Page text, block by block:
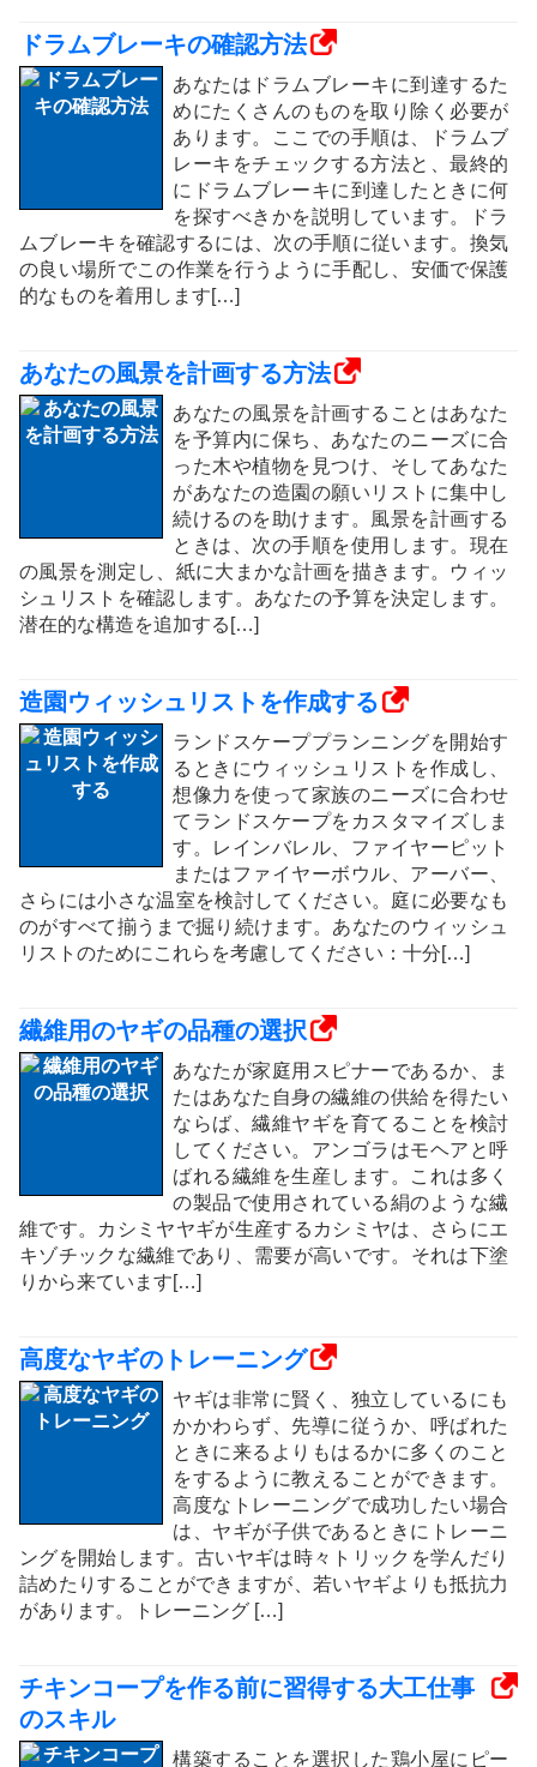
ドラムブレーキの確認方法
あなたはドラムブレーキに到達するた
めにたくさんのものを取り除く必要が
あります。ここでの手順は、ドラムブ
レーキをチェックする方法と、最終的
にドラムブレーキに到達したときに何
を探すべきかを説明しています。ドラ
ムブレーキを確認するには、次の手順に従います。換気
の良い場所でこの作業を行うように手配し、安価で保護
的なものを着用します[…]
あなたの風景を計画する方法
あなたの風景を計画することはあなた
を予算内に保ち、あなたのニーズに合
った木や植物を見つけ、そしてあなた
があなたの造園の願いリストに集中し
続けるのを助けます。風景を計画する
ときは、次の手順を使用します。現在
の風景を測定し、紙に大まかな計画を描きます。ウィッ
シュリストを確認します。あなたの予算を決定します。
潜在的な構造を追加する[…]
造園ウィッシュリストを作成する
ランドスケーププランニングを開始す
るときにウィッシュリストを作成し、
想像力を使って家族のニーズに合わせ
てランドスケープをカスタマイズしま
す。レインバレル、ファイヤーピット
またはファイヤーボウル、アーバー、
さらには小さな温室を検討してください。庭に必要なも
のがすべて揃うまで掘り続けます。あなたのウィッシュ
リストのためにこれらを考慮してください：十分[…]
繊維用のヤギの品種の選択
あなたが家庭用スピナーであるか、ま
たはあなた自身の繊維の供給を得たい
ならば、繊維ヤギを育てることを検討
してください。アンゴラはモヘアと呼
ばれる繊維を生産します。これは多く
の製品で使用されている絹のような繊
維です。カシミヤヤギが生産するカシミヤは、さらにエ
キゾチックな繊維であり、需要が高いです。それは下塗
りから来ています[…]
高度なヤギのトレーニング
ヤギは非常に賢く、独立しているにも
かかわらず、先導に従うか、呼ばれた
ときに来るよりもはるかに多くのこと
をするように教えることができます。
高度なトレーニングで成功したい場合
は、ヤギが子供であるときにトレーニ
ングを開始します。古いヤギは時々トリックを学んだり
詰めたりすることができますが、若いヤギよりも抵抗力
があります。トレーニング […]
チキンコープを作る前に習得する大工仕事
のスキル
構築することを選択した鶏小屋にピー